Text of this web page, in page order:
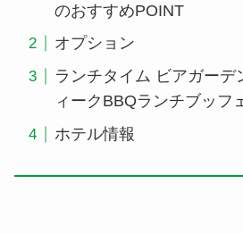
のおすすめPOINT
オプション
ランチタイム ビアガーデ
ィークBBQランチブッフ
ホテル情報